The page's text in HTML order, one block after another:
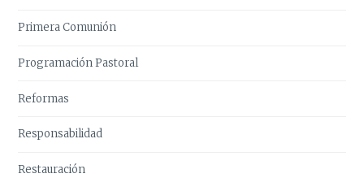
Primera Comunión
Programación Pastoral
Reformas
Responsabilidad
Restauración